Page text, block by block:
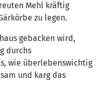
Mehl kräftig
zu legen.
gebacken wird,
durchs
wie überlebenswichtig
und karg das